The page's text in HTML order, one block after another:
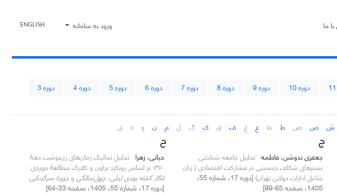
ما ورود به سامانه ENGLISH
دوره 10 دوره 9 دوره 8 دوره 7 دوره 6 دوره 5 دوره 4
دوره 3
ش ص ض ط ظ ع غ ف ق ک گ ل م ن و ه ی
ج
جعفری ندوشن، فاطمه تحلیل جامعه شناختی
بسترهای شکاف جنسیتی در مشارکت اقتصادی ( زنان
شاغل ادارات دولتی تهران)
[دوره 17، شماره 55،
1405، صفحه 65-99]
ح
حیاتی، زهرا تحلیل تماتیک رمان‌های زن‌نوشت دهۀ
۱۳۷۰ بر اساس رویکرد براون و کلارکمطالعۀ موردی:
انگار گفته بودی لیلی، چهل‌سالگی وجزیرۀ سرگردانی
[دوره 17، شماره 55، 1405، صفحه 33-64]